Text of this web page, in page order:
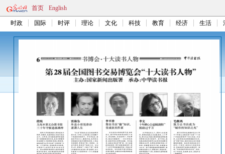
首页 English
时政 国际 时评 理论 文化 科技 教育 经济 生活